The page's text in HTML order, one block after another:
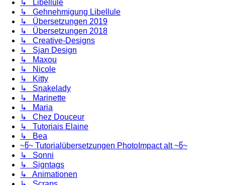
↳ Libellule
↳ Gehnehmigung Libellule
↳ Übersetzungen 2019
↳ Übersetzungen 2018
↳ Creative-Designs
↳ Sjan Design
↳ Maxou
↳ Nicole
↳ Kitty
↳ Snakelady
↳ Marinette
↳ Maria
↳ Chez Douceur
↳ Tutoriais Elaine
↳ Bea
~წ~ Tutorialübersetzungen PhotoImpact alt ~წ~
↳ Sonni
↳ Signtags
↳ Animationen